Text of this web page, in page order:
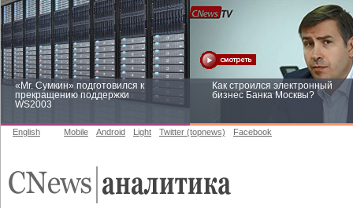
«Mr. Сумкин» подготовился к
прекращению поддержки
WS2003
Как строился электронный
бизнес Банка Москвы?
English Mobile Android Light Twitter (topnews) Facebook